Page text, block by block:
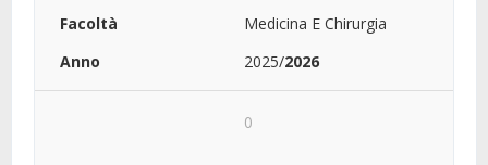
Medicina E Chirurgia
2025/2026
0